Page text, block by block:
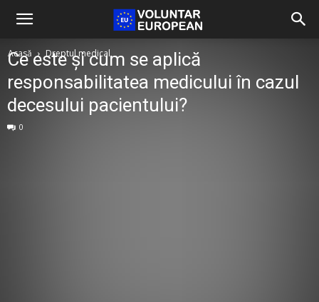
Acasă Dreptul medical
Ce este și cum se aplică
responsabilitatea medicului în cazul
decesului pacientului?
0